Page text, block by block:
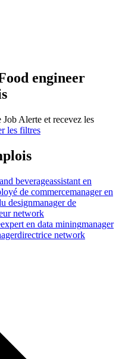
engineer
Job Alerte et recevez les
les filtres
beverageassistant en
de commercemanager en
designmanager de
network
expert en data miningmanager
directrice network